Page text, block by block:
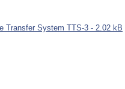
Transfer System TTS-3 - 2.02 kB